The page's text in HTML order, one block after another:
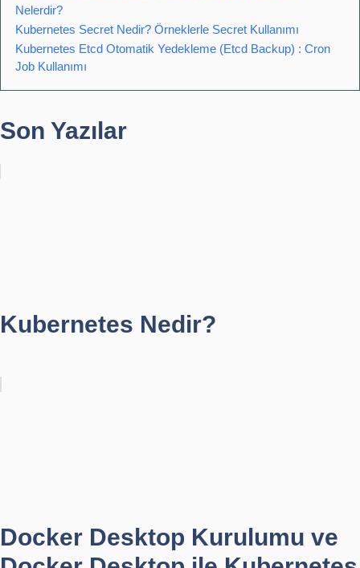
Nelerdir?
Kubernetes Secret Nedir? Örneklerle Secret Kullanımı
Kubernetes Etcd Otomatik Yedekleme (Etcd Backup) : Cron
Job Kullanımı
Son Yazılar
Kubernetes Nedir?
Docker Desktop Kurulumu ve